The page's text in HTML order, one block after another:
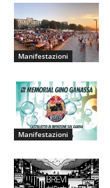
Manifestazioni
Manifestazioni